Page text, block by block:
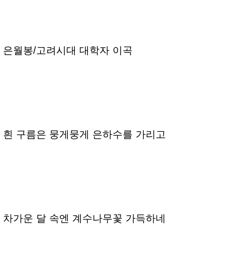
은월봉/고려시대 대학자 이곡
흰 구름은 뭉게뭉게 은하수를 가리고
차가운 달 속엔 계수나무꽃 가득하네